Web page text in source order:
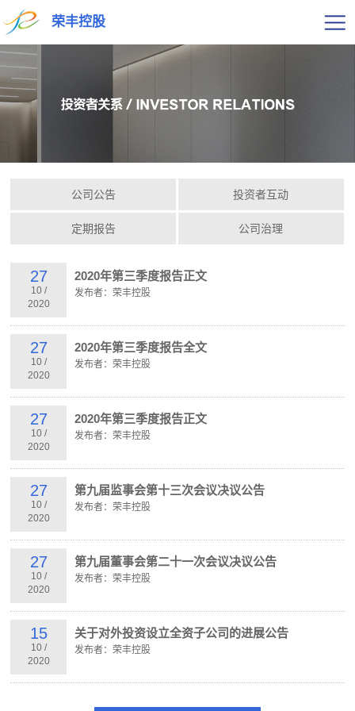
荣丰控股
公司公告 投资者互动
定期报告 公司治理
27
10 /
2020
2020年第三季度报告正文
发布者：荣丰控股
27
10 /
2020
2020年第三季度报告全文
发布者：荣丰控股
27
10 /
2020
2020年第三季度报告正文
发布者：荣丰控股
27
10 /
2020
第九届监事会第十三次会议决议公告
发布者：荣丰控股
27
10 /
2020
第九届董事会第二十一次会议决议公告
发布者：荣丰控股
15
10 /
2020
关于对外投资设立全资子公司的进展公告
发布者：荣丰控股